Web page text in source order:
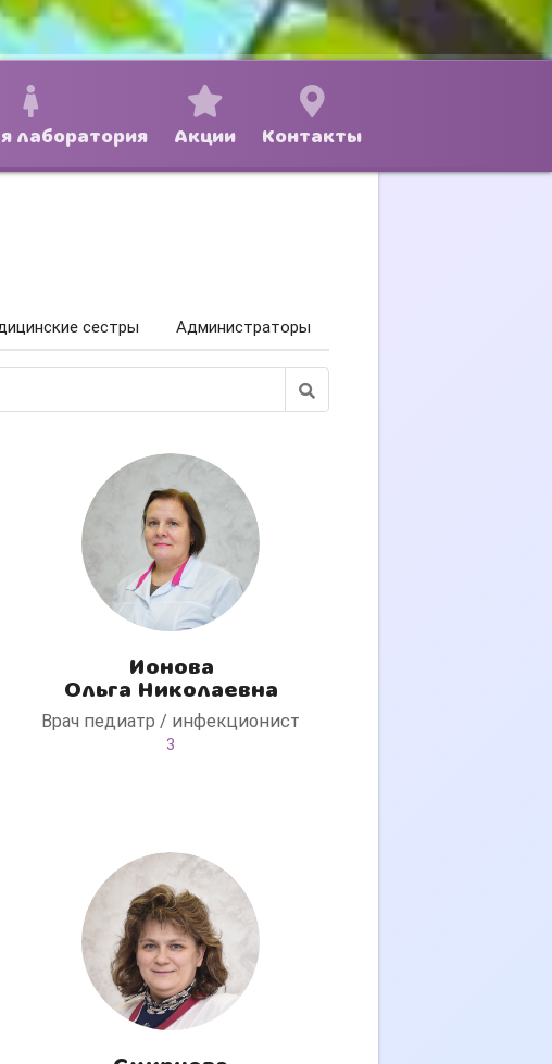
лаборатория Акции Контакты
сестры Администраторы
Ионова
Ольга Николаевна
Врач педиатр / инфекционист
3